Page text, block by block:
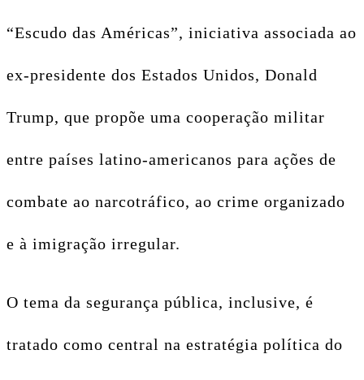
“Escudo das Américas”, iniciativa associada ao
ex-presidente dos Estados Unidos, Donald
Trump, que propõe uma cooperação militar
entre países latino-americanos para ações de
combate ao narcotráfico, ao crime organizado
e à imigração irregular.
O tema da segurança pública, inclusive, é
tratado como central na estratégia política do